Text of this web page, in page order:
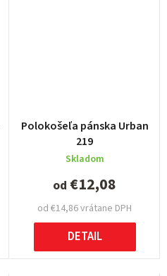
Polokošeľa pánska Urban
219
Skladom
od €14,86 vrátane DPH
od €12,08
DETAIL